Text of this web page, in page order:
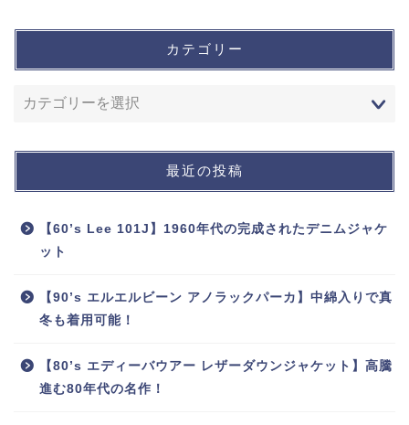
カテゴリー
最近の投稿
【60’s Lee 101J】1960年代の完成されたデニムジャケ
ット
【90’s エルエルビーン アノラックパーカ】中綿入りで真
冬も着用可能！
【80’s エディーバウアー レザーダウンジャケット】高騰
進む80年代の名作！